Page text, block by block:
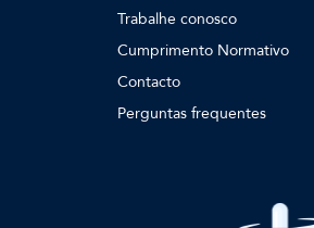
Trabalhe conosco
Cumprimento Normativo
Contacto
Perguntas frequentes